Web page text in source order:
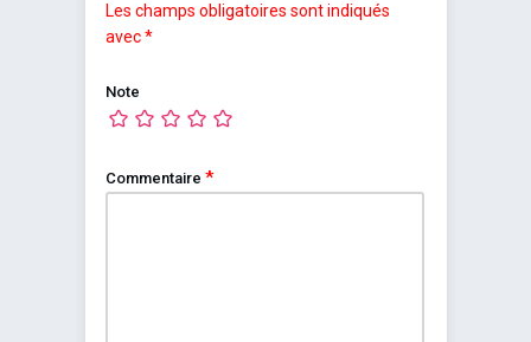
Les champs obligatoires sont indiqués
avec*
Note
Commentaire *